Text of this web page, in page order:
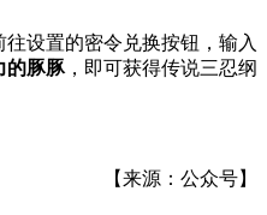
设置的密令兑换按钮，输入
的豚豚，即可获得传说三忍纲
【来源：公众号】